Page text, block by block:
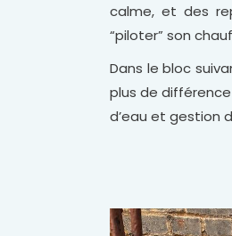
calme, et des
“piloter” son
Dans le bloc
plus de
d’eau et gestion